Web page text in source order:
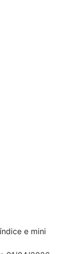
e mini